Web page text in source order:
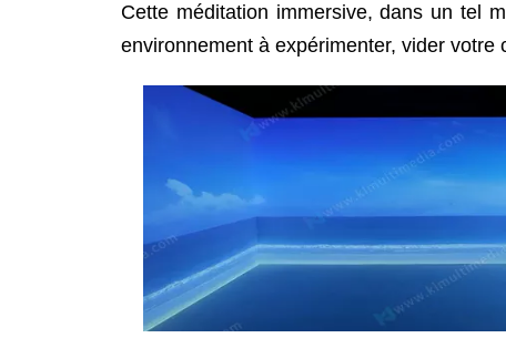
Cette méditation immersive, dans un tel
environnement à expérimenter, vider